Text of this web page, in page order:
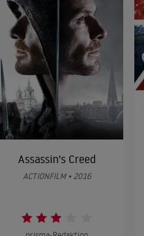
Assassin's Creed
ACTIONFILM • 2016